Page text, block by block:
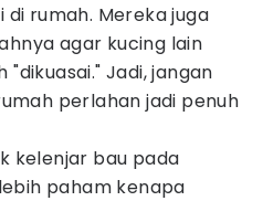
rumah. Mereka juga
agar kucing lain
Jadi, jangan
perlahan jadi penuh
kelenjar bau pada
paham kenapa